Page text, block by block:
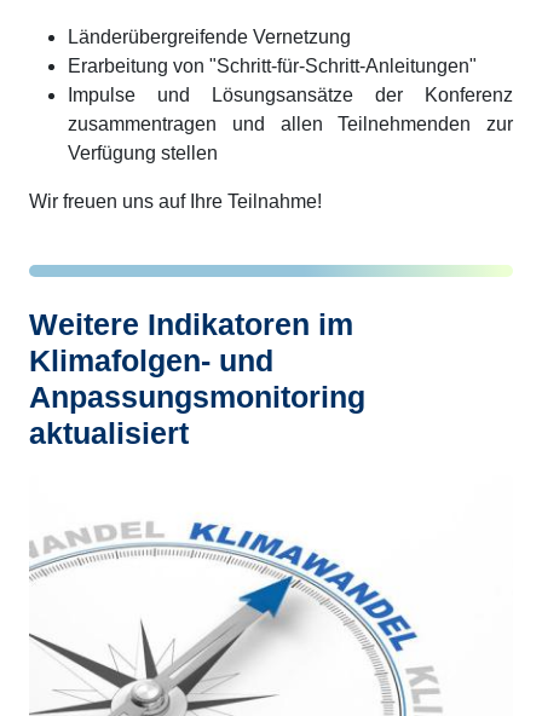
Länderübergreifende Vernetzung
Erarbeitung von "Schritt-für-Schritt-Anleitungen"
Impulse und Lösungsansätze der Konferenz
zusammentragen und allen Teilnehmenden zur
Verfügung stellen
Wir freuen uns auf Ihre Teilnahme!
Weitere Indikatoren im
Klimafolgen- und
Anpassungsmonitoring
aktualisiert